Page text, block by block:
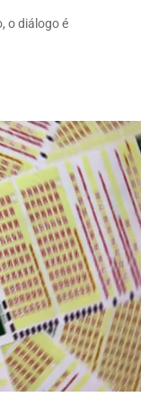
o diálogo é